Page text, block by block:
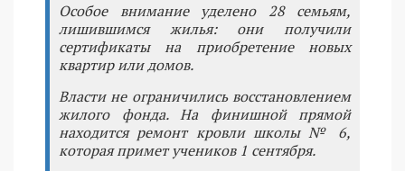
Особое внимание уделено 28 семьям,
лишившимся жилья: они получили
сертификаты на приобретение новых
квартир или домов.
Власти не ограничились восстановлением
жилого фонда. На финишной прямой
находится ремонт кровли школы № 6,
которая примет учеников 1 сентября.